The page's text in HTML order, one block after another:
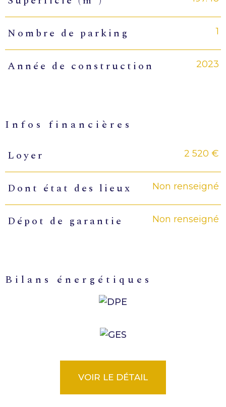
Nombre de parking 1
Année de construction 2023
infos financières
Caractéristiques
Loyer 2 520 €
Dont état des lieux Non renseigné
Dépot de garantie Non renseigné
bilans énergétiques
VOIR LE DÉTAIL